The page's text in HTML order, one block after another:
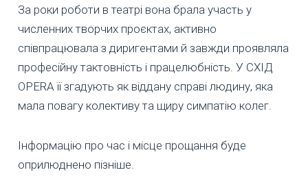
За роки роботи в театрі вона брала участь у
численних творчих проєктах, активно
співпрацювала з диригентами й завжди проявляла
професійну тактовність і працелюбність. У СХІД
OPERA її згадують як віддану справі людину, яка
мала повагу колективу та щиру симпатію колег.
Інформацію про час і місце прощання буде
оприлюднено пізніше.